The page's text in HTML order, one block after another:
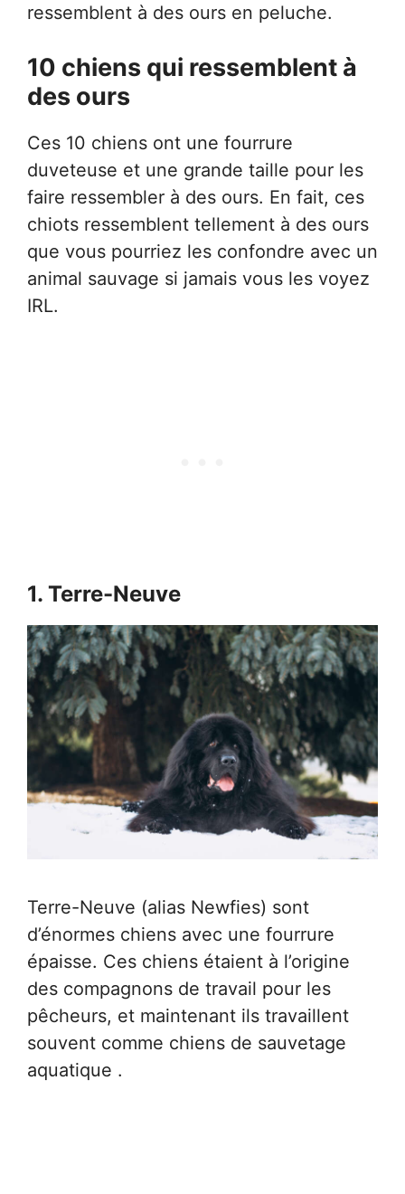
ressemblent à des ours en peluche.
10 chiens qui ressemblent à
des ours
Ces 10 chiens ont une fourrure
duveteuse et une grande taille pour les
faire ressembler à des ours. En fait, ces
chiots ressemblent tellement à des ours
que vous pourriez les confondre avec un
animal sauvage si jamais vous les voyez
IRL.
1. Terre-Neuve
Terre-Neuve (alias Newfies) sont
d’énormes chiens avec une fourrure
épaisse. Ces chiens étaient à l’origine
des compagnons de travail pour les
pêcheurs, et maintenant ils travaillent
souvent comme chiens de sauvetage
aquatique .